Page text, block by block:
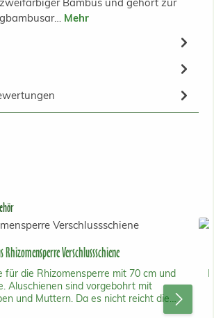
Mehr
Rhizomensperre Verschlussschiene
für die Rhizomensperre mit 70 cm und
Aluschienen sind vorgebohrt mit
und Muttern. Da es nicht reicht die
Enden zu überlappen, sollten sie gut